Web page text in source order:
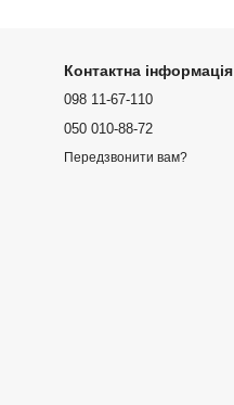
Контактна інформація
098 11-67-110
050 010-88-72
Передзвонити вам?